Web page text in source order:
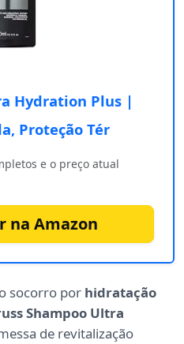
Hydration Plus |
Proteção Tér
e o preço atual
na Amazon
socorro por hidratação
Shampoo Ultra
de revitalização